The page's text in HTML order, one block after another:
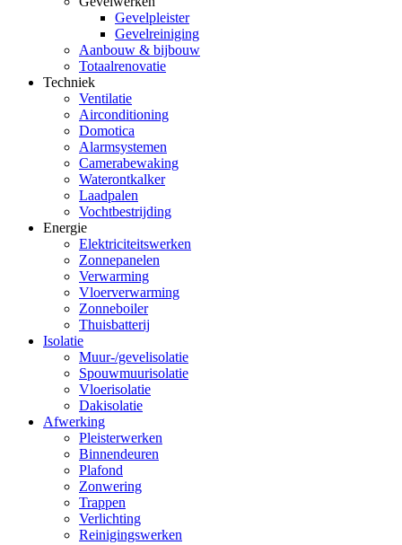
Gevelpleister
Gevelreiniging
Aanbouw & bijbouw
Totaalrenovatie
Techniek
Ventilatie
Airconditioning
Domotica
Alarmsystemen
Camerabewaking
Waterontkalker
Laadpalen
Vochtbestrijding
Energie
Elektriciteitswerken
Zonnepanelen
Verwarming
Vloerverwarming
Zonneboiler
Thuisbatterij
Isolatie
Muur-/gevelisolatie
Spouwmuurisolatie
Vloerisolatie
Dakisolatie
Afwerking
Pleisterwerken
Binnendeuren
Plafond
Zonwering
Trappen
Verlichting
Reinigingswerken